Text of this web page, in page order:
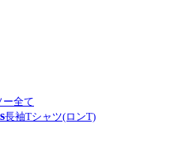
ー全て
長袖Tシャツ(ロンT)